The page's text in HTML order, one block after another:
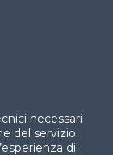
necessari
del servizio.
di